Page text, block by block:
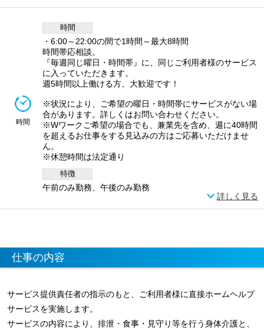
時間
時間
・6:00～22:00の間で1時間～最大8時間
時間帯応相談。
『毎週同じ曜日・時間帯』に、同じご利用者様のサービス
に入っていただきます。
週5時間以上働ける方、大歓迎です！
※状況により、ご希望の曜日・時間帯にサービスがない場
合があります。詳しくはお問い合わせください。
※Wワークご希望の場合でも、兼業先を含め、週に40時間
を超えるお仕事をする見込みの方はご応募いただけませ
ん。
※休憩時間は法定通り
特徴
午前のみ勤務、午後のみ勤務
詳しく見る
仕事の内容
サービス提供責任者の指示のもと、ご利用者様に直接ホームヘルプ
サービスを実施します。
サービスの内容により、排泄・食事・見守り等を行う身体介護と、